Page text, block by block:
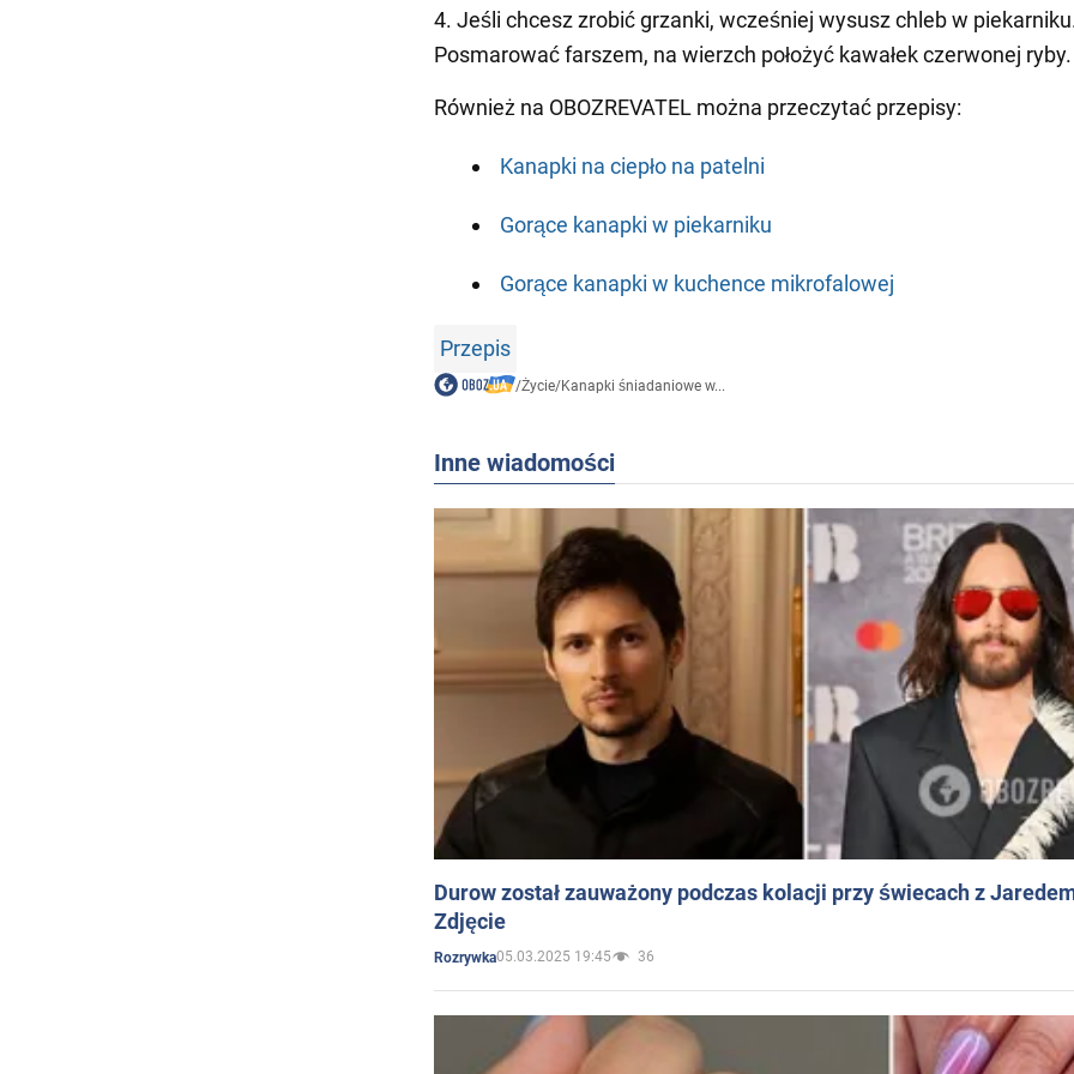
4. Jeśli chcesz zrobić grzanki, wcześniej wysusz chleb w
Posmarować farszem, na wierzch położyć kawałek czerwonej ryby.
Również na OBOZREVATEL można przeczytać przepisy:
Kanapki na ciepło na patelni
Gorące kanapki w piekarniku
Gorące kanapki w kuchence mikrofalowej
Przepis
/Życie/Kanapki śniadaniowe w...
Inne wiadomości
Durow został zauważony podczas kolacji przy świecach z
Zdjęcie
Rozrywka05.03.2025 19:45 36